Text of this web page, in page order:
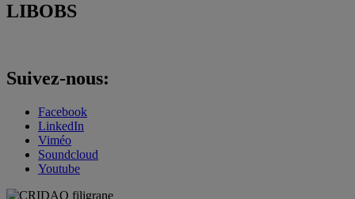
LIBOBS
Suivez-nous:
Facebook
LinkedIn
Viméo
Soundcloud
Youtube